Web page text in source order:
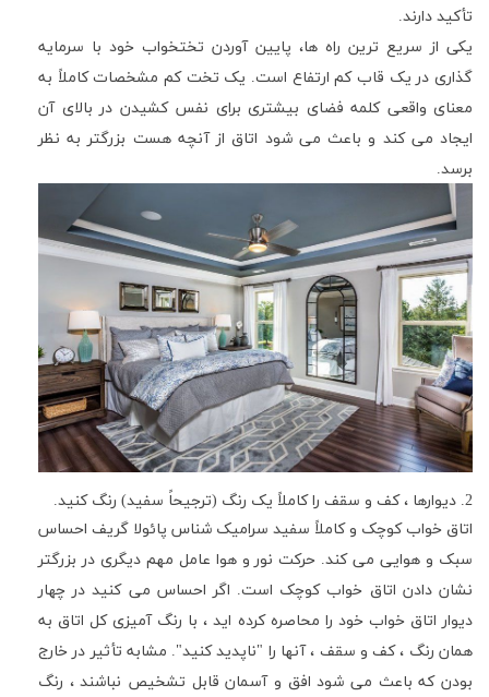
تأکید دارند.
یکی از سریع ترین راه ها، پایین آوردن تختخواب خود با سرمایه
گذاری در یک قاب کم ارتفاع است. یک تخت کم مشخصات کاملاً به
معنای واقعی کلمه فضای بیشتری برای نفس کشیدن در بالای آن
ایجاد می کند و باعث می شود اتاق از آنچه هست بزرگتر به نظر
برسد.
2. دیوارها ، کف و سقف را کاملاً یک رنگ (ترجیحاً سفید) رنگ کنید.
اتاق خواب کوچک و کاملاً سفید سرامیک شناس پائولا گریف احساس
سبک و هوایی می کند. حرکت نور و هوا عامل مهم دیگری در بزرگتر
نشان دادن اتاق خواب کوچک است. اگر احساس می کنید در چهار
دیوار اتاق خواب خود را محاصره کرده اید ، با رنگ آمیزی کل اتاق به
همان رنگ ، کف و سقف ، آنها را "ناپدید کنید". مشابه تأثیر در خارج
بودن که باعث می شود افق و آسمان قابل تشخیص نباشند ، رنگ